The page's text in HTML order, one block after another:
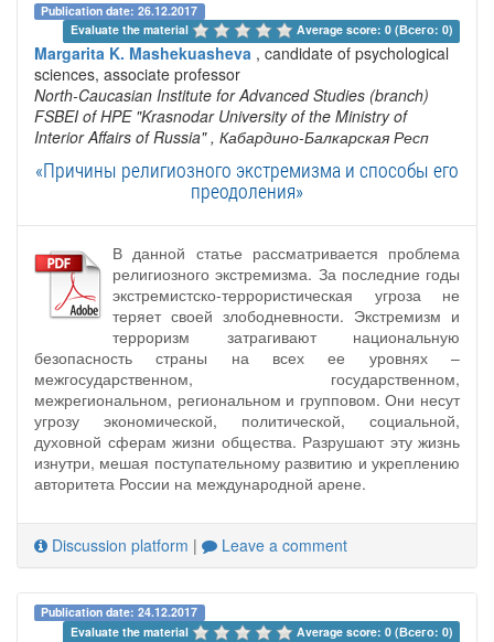
Publication date: 26.12.2017
Evaluate the material
Average score: 0 (Всего: 0)
Margarita K. Mashekuasheva , candidate of psychological
sciences, associate professor
North-Caucasian Institute for Advanced Studies (branch)
FSBEI of HPE "Krasnodar University of the Ministry of
Interior Affairs of Russia" , Кабардино-Балкарская Респ
«Причины религиозного экстремизма и способы его
преодоления»
В данной статье рассматривается проблема
религиозного экстремизма. За последние годы
экстремистско-террористическая угроза не
теряет своей злободневности. Экстремизм и
терроризм затрагивают национальную
безопасность страны на всех ее уровнях –
межгосударственном, государственном,
межрегиональном, региональном и групповом. Они несут
угрозу экономической, политической, социальной,
духовной сферам жизни общества. Разрушают эту жизнь
изнутри, мешая поступательному развитию и укреплению
авторитета России на международной арене.
Discussion platform | Leave a comment
Publication date: 24.12.2017
Evaluate the material
Average score: 0 (Всего: 0)